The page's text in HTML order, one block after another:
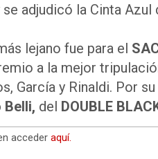
adjudicó la Cinta
lejano fue para el
a la mejor
García y Rinaldi. Por
Belli, del DOUBLE
acceder aquí.